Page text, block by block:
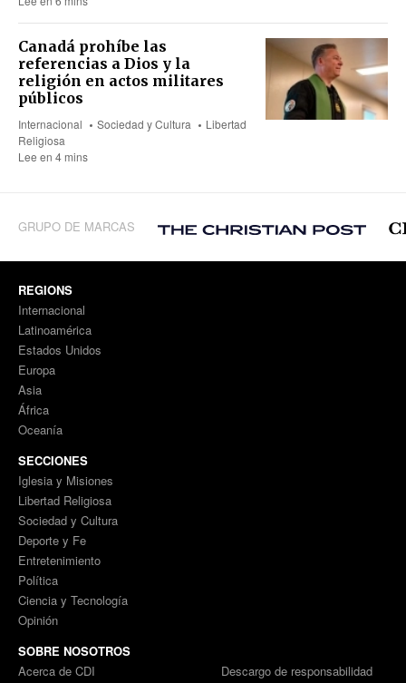
Canadá prohíbe las
referencias a Dios y la
religión en actos militares
públicos
Internacional Sociedad y Cultura
Libertad
Religiosa
Lee en 4 mins
GRUPO DE MARCAS
REGIONS
Internacional
Latinoamérica
Estados Unidos
Europa
Asia
África
Oceanía
SECCIONES
Iglesia y Misiones
Libertad Religiosa
Sociedad y Cultura
Deporte y Fe
Entretenimiento
Política
Ciencia y Tecnología
Opinión
SOBRE NOSOTROS
Acerca de CDI
Descargo de responsabilidad